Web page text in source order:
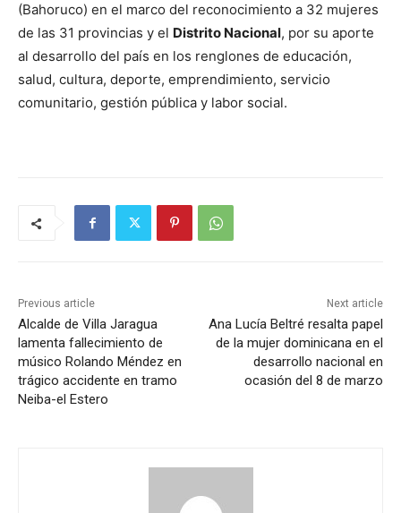
(Bahoruco) en el marco del reconocimiento a 32 mujeres
de las 31 provincias y el Distrito Nacional, por su aporte
al desarrollo del país en los renglones de educación,
salud, cultura, deporte, emprendimiento, servicio
comunitario, gestión pública y labor social.
Previous article
Alcalde de Villa Jaragua
lamenta fallecimiento de
músico Rolando Méndez en
trágico accidente en tramo
Neiba-el Estero
Next article
Ana Lucía Beltré resalta papel
de la mujer dominicana en el
desarrollo nacional en
ocasión del 8 de marzo